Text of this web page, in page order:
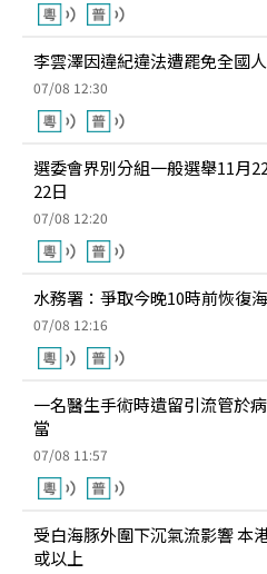
李雲澤因違紀違法遭罷免全國
07/08 12:30
選委會界別分組一般選舉11月
22日
07/08 12:20
水務署：爭取今晚10時前恢復
07/08 12:16
一名醫生手術時遺留引流管於
當
07/08 11:57
受白海豚外圍下沉氣流影響 本
或以上